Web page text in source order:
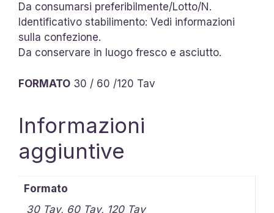
Da consumarsi preferibilmente/Lotto/N.
Identificativo stabilimento: Vedi informazioni
sulla confezione.
Da conservare in luogo fresco e asciutto.
FORMATO 30 / 60 /120 Tav
Informazioni
aggiuntive
Formato
30 Tav, 60 Tav, 120 Tav